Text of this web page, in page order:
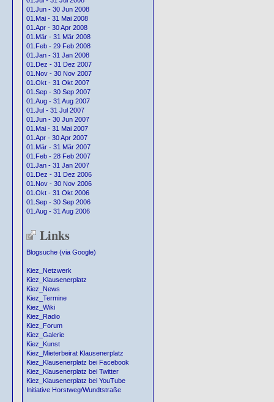
01.Jun - 30 Jun 2008
01.Mai - 31 Mai 2008
01.Apr - 30 Apr 2008
01.Mär - 31 Mär 2008
01.Feb - 29 Feb 2008
01.Jan - 31 Jan 2008
01.Dez - 31 Dez 2007
01.Nov - 30 Nov 2007
01.Okt - 31 Okt 2007
01.Sep - 30 Sep 2007
01.Aug - 31 Aug 2007
01.Jul - 31 Jul 2007
01.Jun - 30 Jun 2007
01.Mai - 31 Mai 2007
01.Apr - 30 Apr 2007
01.Mär - 31 Mär 2007
01.Feb - 28 Feb 2007
01.Jan - 31 Jan 2007
01.Dez - 31 Dez 2006
01.Nov - 30 Nov 2006
01.Okt - 31 Okt 2006
01.Sep - 30 Sep 2006
01.Aug - 31 Aug 2006
Links
Blogsuche (via Google)
Kiez_Netzwerk
Kiez_Klausenerplatz
Kiez_News
Kiez_Termine
Kiez_Wiki
Kiez_Radio
Kiez_Forum
Kiez_Galerie
Kiez_Kunst
Kiez_Mieterbeirat Klausenerplatz
Kiez_Klausenerplatz bei Facebook
Kiez_Klausenerplatz bei Twitter
Kiez_Klausenerplatz bei YouTube
Initiative Horstweg/Wundtstraße